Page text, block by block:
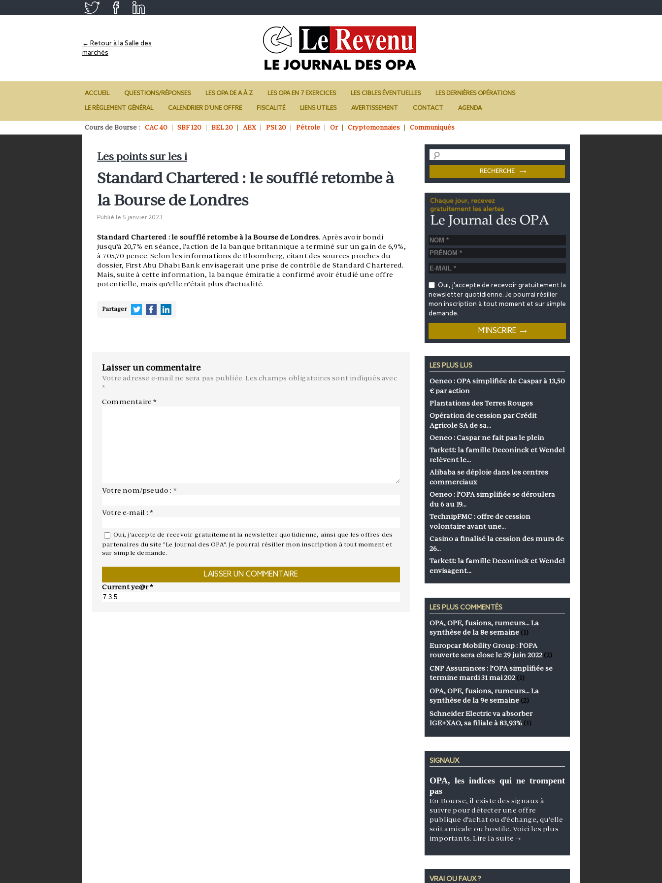
← Retour à la Salle des
marchés
ACCUEIL QUESTIONS/RÉPONSES LES OPA DE A À Z LES OPA EN 7 EXERCICES LES CIBLES ÉVENTUELLES LES DERNIÈRES OPÉRATIONS
LE RÈGLEMENT GÉNÉRAL CALENDRIER D’UNE OFFRE FISCALITÉ LIENS UTILES AVERTISSEMENT CONTACT AGENDA
Cours de Bourse : CAC 40 SBF 120 BEL 20 AEX PSI 20 Pétrole Or Cryptomonnaies Communiqués
Les points sur les i
Standard Chartered : le soufflé retombe à
la Bourse de Londres
Publié le 5 janvier 2023
Standard Chartered : le soufflé retombe à la Bourse de Londres. Après avoir bondi
jusqu’à 20,7% en séance, l’action de la banque britannique a terminé sur un gain de 6,9%,
à 705,70 pence. Selon les informations de Bloomberg, citant des sources proches du
dossier, First Abu Dhabi Bank envisagerait une prise de contrôle de Standard Chartered.
Mais, suite à cette information, la banque émiratie a confirmé avoir étudié une offre
potentielle, mais qu’elle n’était plus d’actualité.
Partager
Laisser un commentaire
Votre adresse e-mail ne sera pas publiée. Les champs obligatoires sont indiqués avec
*
Commentaire*
Votre nom/pseudo : *
Votre e-mail : *
Oui, j'accepte de recevoir gratuitement la newsletter quotidienne, ainsi que les offres des
partenaires du site "Le Journal des OPA". Je pourrai résilier mon inscription à tout moment et
sur simple demande.
Current ye@r*
Oui, j'accepte de recevoir gratuitement la
newsletter quotidienne. Je pourrai résilier
mon inscription à tout moment et sur simple
demande.
LES PLUS LUS
Oeneo : OPA simplifiée de Caspar à 13,50
€ par action
Plantations des Terres Rouges
Opération de cession par Crédit
Agricole SA de sa…
Oeneo : Caspar ne fait pas le plein
Tarkett: la famille Deconinck et Wendel
relèvent le…
Alibaba se déploie dans les centres
commerciaux
Oeneo : l’OPA simplifiée se déroulera
du 6 au 19…
TechnipFMC : offre de cession
volontaire avant une…
Casino a finalisé la cession des murs de
26…
Tarkett: la famille Deconinck et Wendel
envisagent…
LES PLUS COMMENTÉS
OPA, OPE, fusions, rumeurs… La
synthèse de la 8e semaine (1)
Europcar Mobility Group : l’OPA
rouverte sera close le 29 juin 2022 (2)
CNP Assurances : l’OPA simplifiée se
termine mardi 31 mai 202 (1)
OPA, OPE, fusions, rumeurs… La
synthèse de la 9e semaine (2)
Schneider Electric va absorber
IGE+XAO, sa filiale à 83,93% (1)
SIGNAUX
OPA, les indices qui ne trompent
pas
En Bourse, il existe des signaux à
suivre pour détecter une offre
publique d’achat ou d’échange, qu’elle
soit amicale ou hostile. Voici les plus
importants.Lire la suite →
VRAI OU FAUX ?